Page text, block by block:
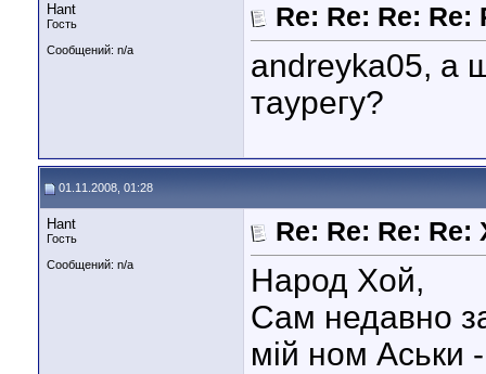
Hant
Гость
Сообщений: n/a
Re: Re: Re:
andreyka05, а
таурегу?
01.11.2008, 01:28
Hant
Гость
Сообщений: n/a
Re: Re: Re:
Народ Хой,
Сам недавно
мій ном Аськи